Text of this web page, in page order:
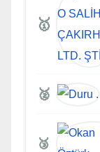
🥇
🥈
🥉